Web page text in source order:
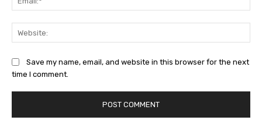
Save my name, email, and website in this browser for the next
time I comment.